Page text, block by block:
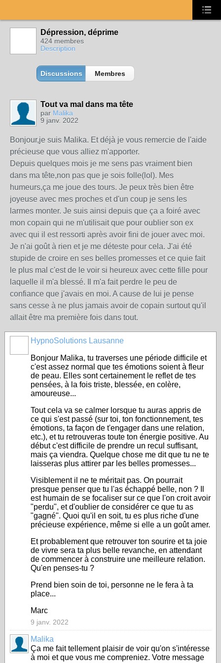
Dépression, déprime
424 membres
Description
Discussions Membres
Tout va mal dans ma tête
par Malika
9 janv. 2022
Bonjour,je suis Malika. Et déjà je vous remercie de l'aide
précieuse que vous alliez m'apporter.
Depuis quelques mois je me sens pas vraiment bien
dans ma tête,non pas que je sois folle(lol). Mes
humeurs,ça me joue des tours. Je peux très bien être
joyeuse avec mes proches et d'un coup je sens les
larmes monter. Je suis ainsi depuis que ça a foiré avec
mon copain qui ne m'utilisait que pour oublier son ex
avec qui il est ressorti après avoir fini de jouer avec moi.
Je n'ai goût à rien et je me déteste pour cela. J'ai été
stupide de croire en ses belles promesses et ce quie fait
le plus mal c'est de le voir si heureux avec cette fille pour
laquelle il m'a blessé. Il m'a fait perdre le peu de
confiance que j'avais en moi. A cause de lui je pense
sans cesse à ne plus jamais avoir de copain surtout qu'il
allait être ma première fois dans tout.
HypnoSolutions Lausanne
Bonjour Malika, tu traverses une période difficile et
c'est assez normal que tes émotions soient à fleur
de peau. Elles sont certainement le reflet de tes
pensées, à la fois triste, blessée, en colère,
amoureuse...
Tout cela va se calmer lorsque tu auras appris de
ce qui s'est passé (sur toi, ton fonctionnement, tes
émotions, ta façon de t'engager dans une relation,
etc.), et tu retrouveras toute ton énergie positive. Au
début c'est difficile de prendre un recul suffisant,
mais ça viendra. Quelque chose me dit que tu ne te
laisseras plus attirer par les belles promesses...
Visiblement il ne te méritait pas. On pourrait
presque penser que tu l'as échappé belle, non ? Il
est humain de se focaliser sur ce que l'on croit avoir
"perdu", et d'oublier de considérer ce que tu as
"gagné". Quoi qu'il en soit, tu es plus riche d'une
précieuse expérience, même si elle a un goût amer.
Et probablement que retrouver ton sourire et ta joie
de vivre sera ta plus belle revanche, en attendant
de commencer à construire une meilleure relation.
Qu'en penses-tu ?
Prend bien soin de toi, personne ne le fera à ta
place...
Marc
9 janv. 2022
Malika
Ça me fait tellement plaisir de voir qu'on s'intéresse
à moi et que vous me compreniez. Votre message